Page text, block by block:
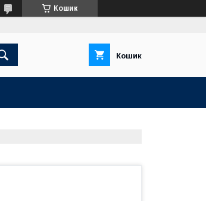
Кошик
Кошик